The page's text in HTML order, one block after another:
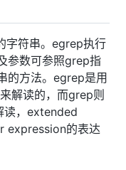
字符串。egrep执行
参数可参照grep指
的方法。egrep是用
解读的，而grep则
读，extended
expression的表达